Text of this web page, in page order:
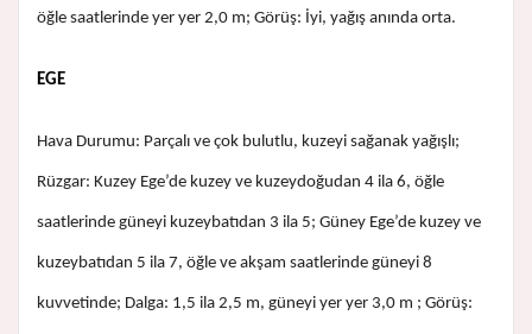
öğle saatlerinde yer yer 2,0 m; Görüş: İyi, yağış anında orta.
EGE
Hava Durumu: Parçalı ve çok bulutlu, kuzeyi sağanak yağışlı;
Rüzgar: Kuzey Ege’de kuzey ve kuzeydoğudan 4 ila 6, öğle
saatlerinde güneyi kuzeybatıdan 3 ila 5; Güney Ege’de kuzey ve
kuzeybatıdan 5 ila 7, öğle ve akşam saatlerinde güneyi 8
kuvvetinde; Dalga: 1,5 ila 2,5 m, güneyi yer yer 3,0 m ; Görüş: